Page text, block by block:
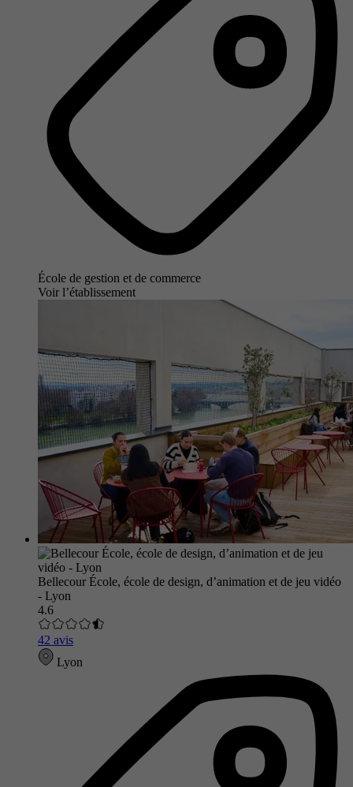
École de gestion et de commerce
Voir l’établissement
Bellecour École, école de design, d’animation et de jeu vidéo
- Lyon
4.6
42 avis
Lyon